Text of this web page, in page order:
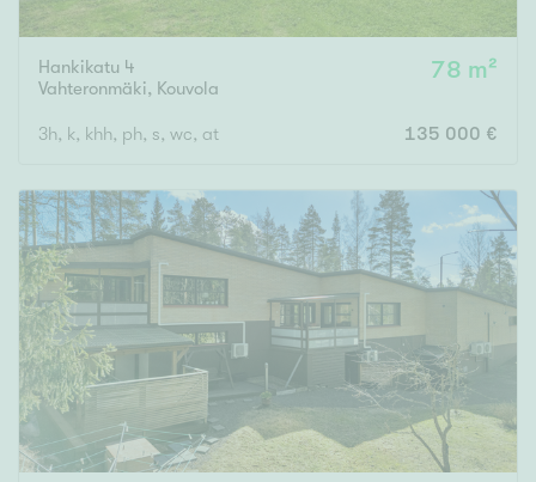
Asuinpinta-ala Kokonaispinta-ala
Rakennusvuosi
Uudiskohteet
Vain uudiskohteet Ei uudiskohteita
Arvokohteet
Hankikatu 4
Vahteronmäki, Kouvola
78 m²
3h, k, khh, ph, s, wc, at 135 000 €